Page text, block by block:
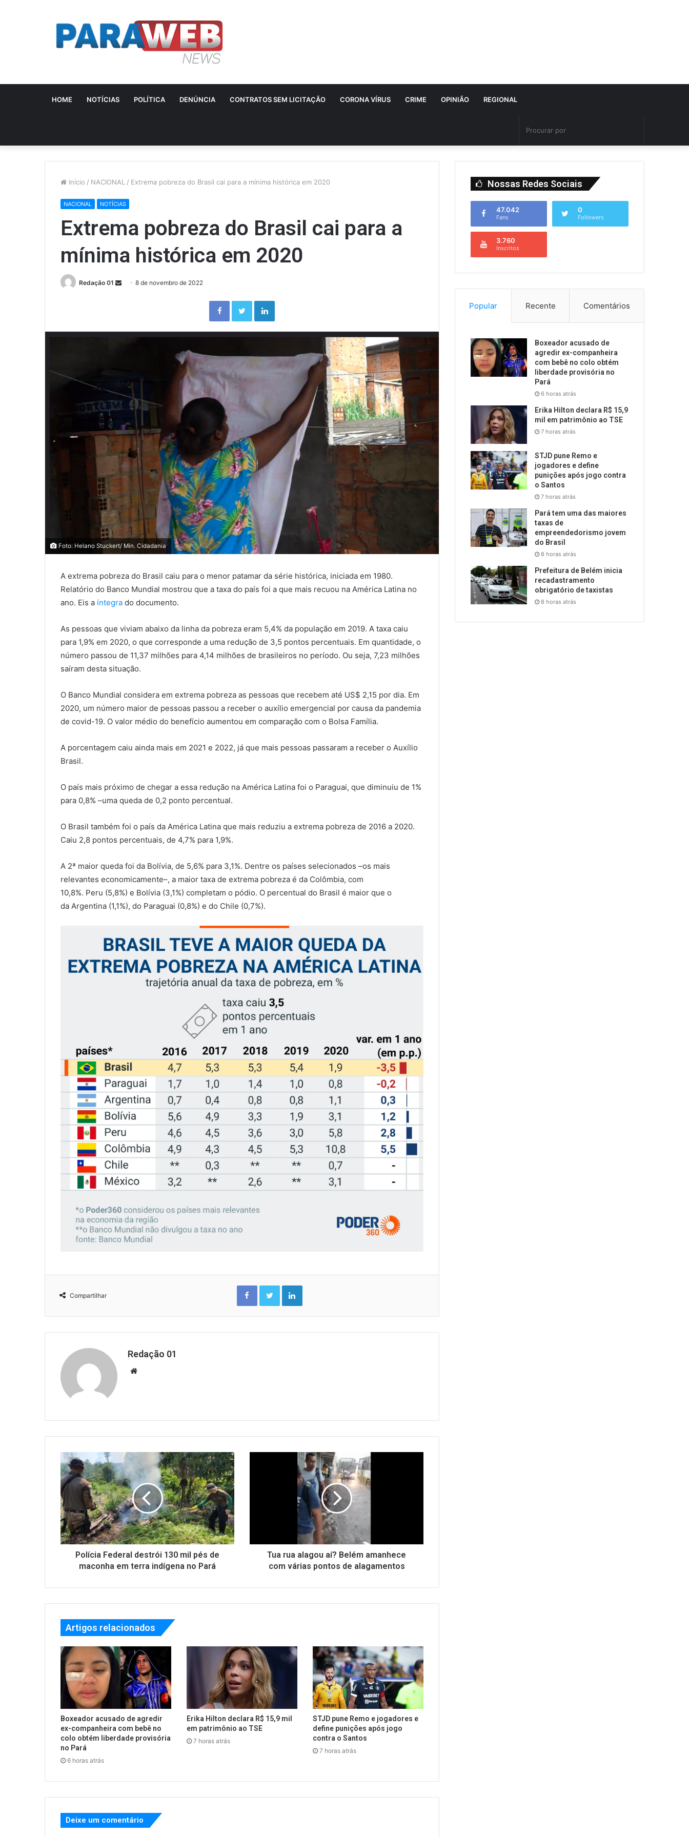
HOME NOTÍCIAS POLÍTICA DENÚNCIA CONTRATOS SEM LICITAÇÃO CORONA VÍRUS CRIME OPINIÃO REGIONAL
Início / NACIONAL / Extrema pobreza do Brasil cai para a mínima histórica em 2020
NACIONAL NOTÍCIAS
Extrema pobreza do Brasil cai para a
mínima histórica em 2020
Redação 01
Send8 de novembro de 2022
FacebookTwitterLinkedin
Foto: Helano Stuckert/ Min. Cidadania
A extrema pobreza do Brasil caiu para o menor patamar da série histórica, iniciada em 1980.
Relatório do Banco Mundial mostrou que a taxa do país foi a que mais recuou na América Latina no
ano. Eis a íntegra do documento.
As pessoas que viviam abaixo da linha da pobreza eram 5,4% da população em 2019. A taxa caiu
para 1,9% em 2020, o que corresponde a uma redução de 3,5 pontos percentuais. Em quantidade, o
número passou de 11,37 milhões para 4,14 milhões de brasileiros no período. Ou seja, 7,23 milhões
saíram desta situação.
O Banco Mundial considera em extrema pobreza as pessoas que recebem até US$ 2,15 por dia. Em
2020, um número maior de pessoas passou a receber o auxílio emergencial por causa da pandemia
de covid-19. O valor médio do benefício aumentou em comparação com o Bolsa Família.
A porcentagem caiu ainda mais em 2021 e 2022, já que mais pessoas passaram a receber o Auxílio
Brasil.
O país mais próximo de chegar a essa redução na América Latina foi o Paraguai, que diminuiu de 1%
para 0,8% –uma queda de 0,2 ponto percentual.
O Brasil também foi o país da América Latina que mais reduziu a extrema pobreza de 2016 a 2020.
Caiu 2,8 pontos percentuais, de 4,7% para 1,9%.
A 2ª maior queda foi da Bolívia, de 5,6% para 3,1%. Dentre os países selecionados –os mais
relevantes economicamente–, a maior taxa de extrema pobreza é da Colômbia, com
10,8%. Peru (5,8%) e Bolívia (3,1%) completam o pódio. O percentual do Brasil é maior que o
da Argentina (1,1%), do Paraguai (0,8%) e do Chile (0,7%).
Compartilhar
FacebookTwitterLinkedin
Redação 01
Website
Polícia Federal destrói 130 mil pés de
maconha em terra indígena no Pará
Tua rua alagou aí? Belém amanhece
com várias pontos de alagamentos
Artigos relacionados
Boxeador acusado de agredir
ex-companheira com bebê no
colo obtém liberdade provisória
no Pará
6 horas atrás
Erika Hilton declara R$ 15,9 mil
em patrimônio ao TSE
7 horas atrás
STJD pune Remo e jogadores e
define punições após jogo
contra o Santos
7 horas atrás
Deixe um comentário
Nossas Redes Sociais
47.042
Fans
0
Followers
3.760
Inscritos
Popular Recente Comentários
Boxeador acusado de
agredir ex-companheira
com bebê no colo obtém
liberdade provisória no
Pará
6 horas atrás
Erika Hilton declara R$ 15,9
mil em patrimônio ao TSE
7 horas atrás
STJD pune Remo e
jogadores e define
punições após jogo contra
o Santos
7 horas atrás
Pará tem uma das maiores
taxas de
empreendedorismo jovem
do Brasil
8 horas atrás
Prefeitura de Belém inicia
recadastramento
obrigatório de taxistas
8 horas atrás